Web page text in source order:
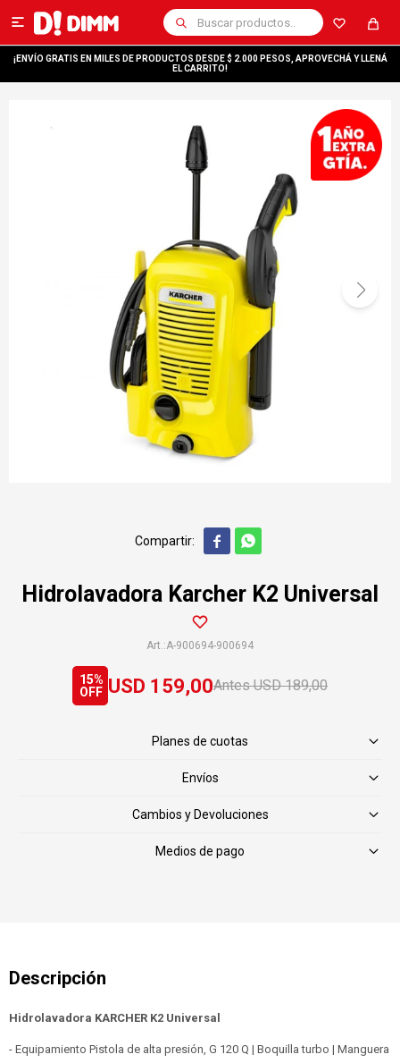

¡ENVÍO GRATIS EN MILES DE PRODUCTOS DESDE $ 2.000 PESOS, APROVECHÁ Y LLENÁ
EL CARRITO!
 
Hidrolavadora Karcher K2 Universal
A-900694-900694
USD 159,00 USD 189,00
15
Planes de cuotas
Envíos
Cambios y Devoluciones
Medios de pago
Hidrolavadora KARCHER K2 Universal
- Equipamiento Pistola de alta presión, G 120 Q | Boquilla turbo | Manguera